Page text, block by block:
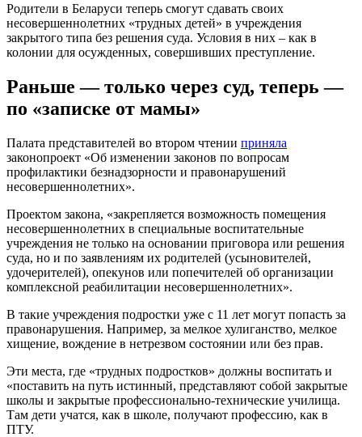
Родители в Беларуси теперь смогут сдавать своих
несовершеннолетних «трудных детей» в учреждения
закрытого типа без решения суда. Условия в них – как в
колонии для осужденных, совершивших преступление.
Раньше — только через суд, теперь —
по «записке от мамы»
Палата представителей во втором чтении приняла
законопроект «Об изменении законов по вопросам
профилактики безнадзорности и правонарушений
несовершеннолетних».
Проектом закона, «закрепляется возможность помещения
несовершеннолетних в специальные воспитательные
учреждения не только на основании приговора или решения
суда, но и по заявлениям их родителей (усыновителей,
удочерителей), опекунов или попечителей об организации
комплексной реабилитации несовершеннолетних».
В такие учреждения подростки уже с 11 лет могут попасть за
правонарушения. Например, за мелкое хулиганство, мелкое
хищение, вождение в нетрезвом состоянии или без прав.
Эти места, где «трудных подростков» должны воспитать и
«поставить на путь истинный, представляют собой закрытые
школы и закрытые профессионально-технические училища.
Там дети учатся, как в школе, получают профессию, как в
ПТУ.